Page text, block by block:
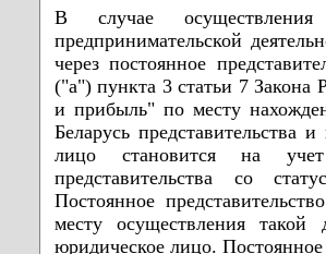
В случае
предпринимательской
через постоянное
("а") пункта 3 статьи 7 Закона
и прибыль" по месту
Беларусь представительства
лицо становится на
представительства со
Постоянное
месту осуществления такой
юридическое лицо.